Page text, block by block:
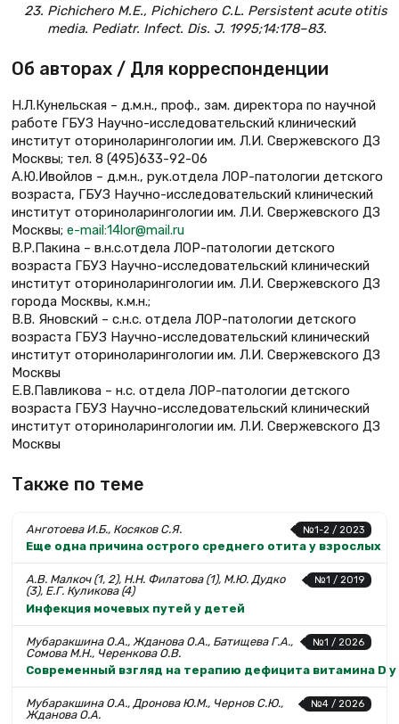
Pichichero M.E., Pichichero C.L. Persistent acute otitis
media. Pediatr. Infect. Dis. J. 1995;14:178–83.
Об авторах / Для корреспонденции
Н.Л.Кунельская – д.м.н., проф., зам. директора по научной
работе ГБУЗ Научно-исследовательский клинический
институт оториноларингологии им. Л.И. Свержевского ДЗ
Москвы; тел. 8 (495)633-92-06
А.Ю.Ивойлов – д.м.н., рук.отдела ЛОР-патологии детского
возраста, ГБУЗ Научно-исследовательский клинический
институт оториноларингологии им. Л.И. Свержевского ДЗ
Москвы; e-mail:14lor@mail.ru
В.Р.Пакина – в.н.с.отдела ЛОР-патологии детского
возраста ГБУЗ Научно-исследовательский клинический
институт оториноларингологии им. Л.И. Свержевского ДЗ
города Москвы, к.м.н.;
В.В. Яновский – с.н.с. отдела ЛОР-патологии детского
возраста ГБУЗ Научно-исследовательский клинический
институт оториноларингологии им. Л.И. Свержевского ДЗ
Москвы
Е.В.Павликова – н.с. отдела ЛОР-патологии детского
возраста ГБУЗ Научно-исследовательский клинический
институт оториноларингологии им. Л.И. Свержевского ДЗ
Москвы
Также по теме
№1-2 / 2023
Анготоева И.Б., Косяков С.Я.
Еще одна причина острого среднего отита у взрослых
№1 / 2019
А.В. Малкоч (1, 2), Н.Н. Филатова (1), М.Ю. Дудко
(3), Е.Г. Куликова (4)
Инфекция мочевых путей у детей
№1 / 2026
Мубаракшина О.А., Жданова О.А., Батищева Г.А.,
Сомова М.Н., Черенкова О.В.
Современный взгляд на терапию дефицита витамина D
№4 / 2026
Мубаракшина О.А., Дронова Ю.М., Чернов С.Ю.,
Жданова О.А.